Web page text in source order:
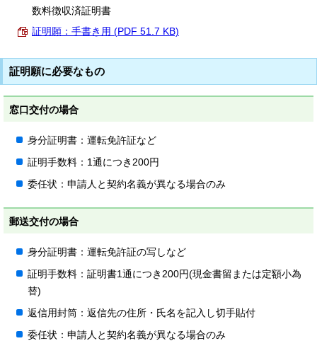
数料徴収済証明書
証明願：手書き用 (PDF 51.7 KB)
証明願に必要なもの
窓口交付の場合
身分証明書：運転免許証など
証明手数料：1通につき200円
委任状：申請人と契約名義が異なる場合のみ
郵送交付の場合
身分証明書：運転免許証の写しなど
証明手数料：証明書1通につき200円(現金書留または定額小為
替)
返信用封筒：返信先の住所・氏名を記入し切手貼付
委任状：申請人と契約名義が異なる場合のみ